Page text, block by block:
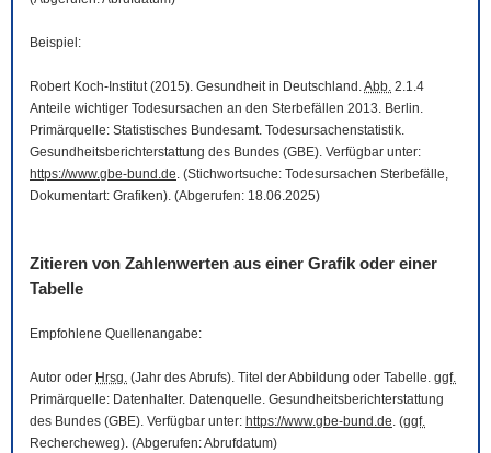
Beispiel:
Robert Koch-Institut (2015). Gesundheit in Deutschland.Abb. 2.1.4
Anteile wichtiger Todesursachen an den Sterbefällen 2013. Berlin.
Primärquelle: Statistisches Bundesamt. Todesursachenstatistik.
Gesundheitsberichterstattung des Bundes (GBE). Verfügbar unter:
https://www.gbe-bund.de. (Stichwortsuche: Todesursachen Sterbefälle,
Dokumentart: Grafiken). (Abgerufen: 18.06.2025)
Zitieren von Zahlenwerten aus einer Grafik oder einer
Tabelle
Empfohlene Quellenangabe:
Autor oder Hrsg. (Jahr des Abrufs). Titel der Abbildung oder Tabelle. ggf.
Primärquelle: Datenhalter. Datenquelle. Gesundheitsberichterstattung
des Bundes (GBE). Verfügbar unter: https://www.gbe-bund.de. (ggf.
Rechercheweg). (Abgerufen: Abrufdatum)